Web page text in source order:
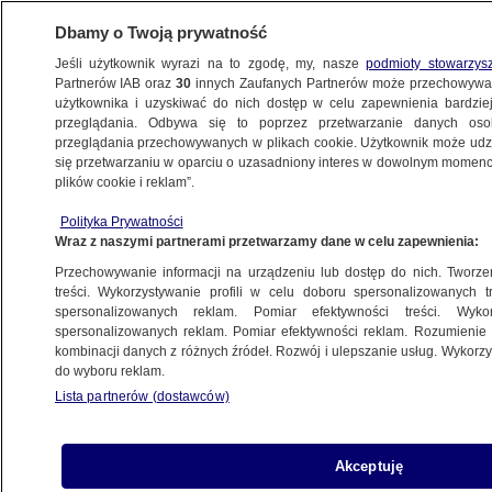
BIZNES
PIENIĄDZE
procentowych
6.07.2023, 15:31
Udostępnij
Dbamy o Twoją prywatność
Jeśli użytkownik wyrazi na to zgodę, my, naszepodmioty
Partnerów IAB oraz30 innych Zaufanych Partnerów może
użytkownika i uzyskiwać do nich dostęp w celu zapewnienia
przeglądania. Odbywa się to poprzez przetwarzanie danych
przeglądania przechowywanych w plikach cookie. Użytkownik może
się przetwarzaniu w oparciu o uzasadniony interes w dowolnym
plików cookie i reklam”.
Polityka Prywatności
Wraz z naszymi partnerami przetwarzamy dane w celu zapewnienia:
Przechowywanie informacji na urządzeniu lub dostęp do nich.
treści. Wykorzystywanie profili w celu doboru spersonalizowanych
spersonalizowanych reklam. Pomiar efektywności treści.
spersonalizowanych reklam. Pomiar efektywności reklam.
kombinacji danych z różnych źródeł. Rozwój i ulepszanie usług.
do wyboru reklam.
Lista partnerów (dostawców)
Akceptuję